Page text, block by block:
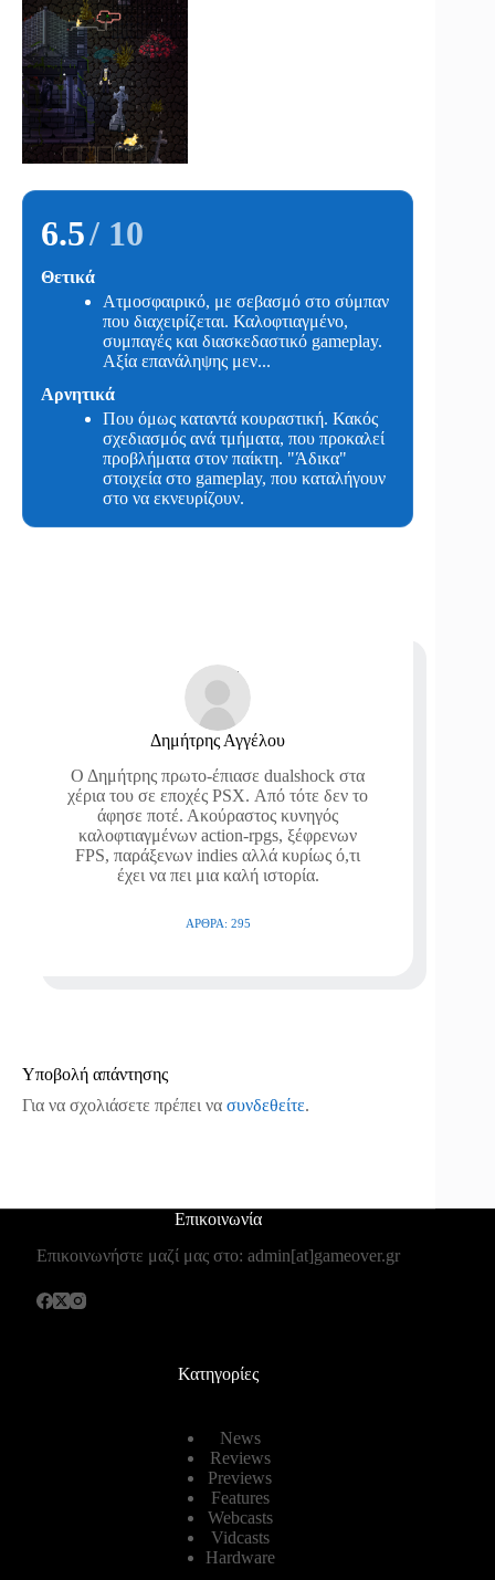
6.5/ 10
Θετικά
Ατμοσφαιρικό, με σεβασμό στο σύμπαν
που διαχειρίζεται. Καλοφτιαγμένο,
συμπαγές και διασκεδαστικό gameplay.
Aξία επανάληψης μεν...
Αρνητικά
Που όμως καταντά κουραστική. Κακός
σχεδιασμός ανά τμήματα, που προκαλεί
προβλήματα στον παίκτη. "Άδικα"
στοιχεία στο gameplay, που καταλήγουν
στο να εκνευρίζουν.
Δημήτρης Αγγέλου
Ο Δημήτρης πρωτο-έπιασε dualshock στα
χέρια του σε εποχές PSX. Από τότε δεν το
άφησε ποτέ. Ακούραστος κυνηγός
καλοφτιαγμένων action-rpgs, ξέφρενων
FPS, παράξενων indies αλλά κυρίως ό,τι
έχει να πει μια καλή ιστορία.
ΆΡΘΡΑ: 295
Υποβολή απάντησης
Για να σχολιάσετε πρέπει να συνδεθείτε.
Επικοινωνία
Επικοινωνήστε μαζί μας στο: admin[at]gameover.gr
Κατηγορίες
News
Reviews
Previews
Features
Webcasts
Vidcasts
Hardware